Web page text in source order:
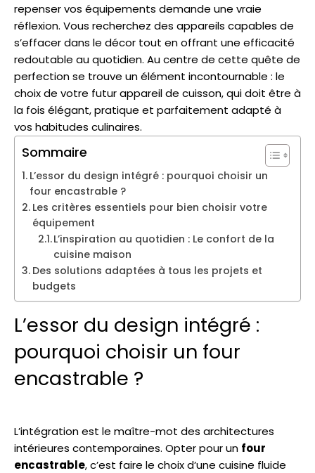
repenser vos équipements demande une vraie
réflexion. Vous recherchez des appareils capables de
s’effacer dans le décor tout en offrant une efficacité
redoutable au quotidien. Au centre de cette quête de
perfection se trouve un élément incontournable : le
choix de votre futur appareil de cuisson, qui doit être à
la fois élégant, pratique et parfaitement adapté à
vos habitudes culinaires.
Sommaire
L’essor du design intégré : pourquoi choisir un
four encastrable ?
Les critères essentiels pour bien choisir votre
équipement
L’inspiration au quotidien : Le confort de la
cuisine maison
Des solutions adaptées à tous les projets et
budgets
L’essor du design intégré :
pourquoi choisir un four
encastrable ?
L’intégration est le maître-mot des architectures
intérieures contemporaines. Opter pour un four
encastrable, c’est faire le choix d’une cuisine fluide